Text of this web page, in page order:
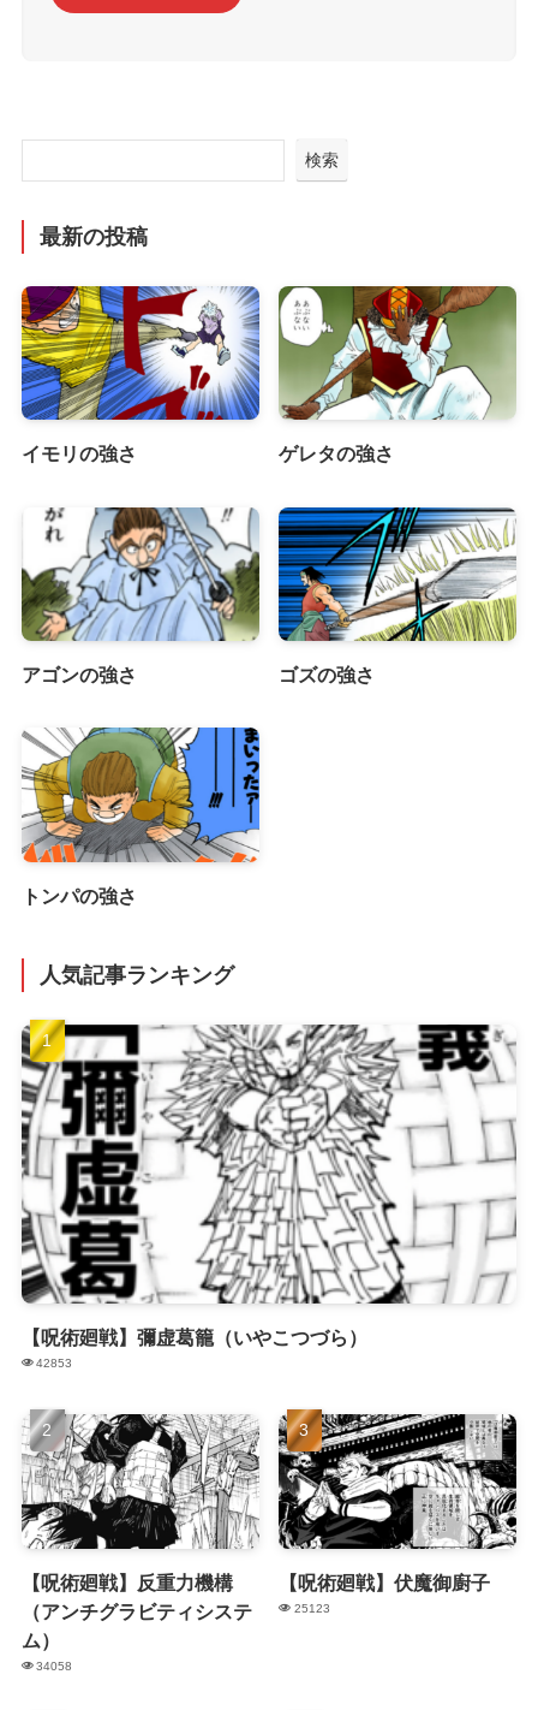
検索
最新の投稿
イモリの強さ ゲレタの強さ
アゴンの強さ ゴズの強さ
トンパの強さ
人気記事ランキング
【呪術廻戦】彌虚葛籠（いやこつづら）
42853
【呪術廻戦】反重力機構
（アンチグラビティシステ
ム）
34058
【呪術廻戦】伏魔御廚子
25123